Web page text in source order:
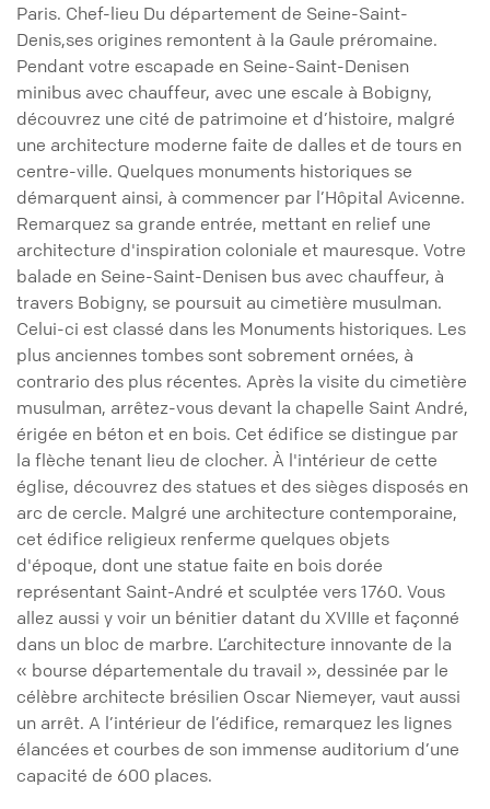
Paris. Chef-lieu Du département de Seine-Saint-
Denis,ses origines remontent à la Gaule préromaine.
Pendant votre escapade en Seine-Saint-Denisen
minibus avec chauffeur, avec une escale à Bobigny,
découvrez une cité de patrimoine et d’histoire, malgré
une architecture moderne faite de dalles et de tours en
centre-ville. Quelques monuments historiques se
démarquent ainsi, à commencer par l’Hôpital Avicenne.
Remarquez sa grande entrée, mettant en relief une
architecture d'inspiration coloniale et mauresque. Votre
balade en Seine-Saint-Denisen bus avec chauffeur, à
travers Bobigny, se poursuit au cimetière musulman.
Celui-ci est classé dans les Monuments historiques. Les
plus anciennes tombes sont sobrement ornées, à
contrario des plus récentes. Après la visite du cimetière
musulman, arrêtez-vous devant la chapelle Saint André,
érigée en béton et en bois. Cet édifice se distingue par
la flèche tenant lieu de clocher. À l'intérieur de cette
église, découvrez des statues et des sièges disposés en
arc de cercle. Malgré une architecture contemporaine,
cet édifice religieux renferme quelques objets
d'époque, dont une statue faite en bois dorée
représentant Saint-André et sculptée vers 1760. Vous
allez aussi y voir un bénitier datant du XVIIIe et façonné
dans un bloc de marbre. L’architecture innovante de la
« bourse départementale du travail », dessinée par le
célèbre architecte brésilien Oscar Niemeyer, vaut aussi
un arrêt. A l’intérieur de l’édifice, remarquez les lignes
élancées et courbes de son immense auditorium d’une
capacité de 600 places.